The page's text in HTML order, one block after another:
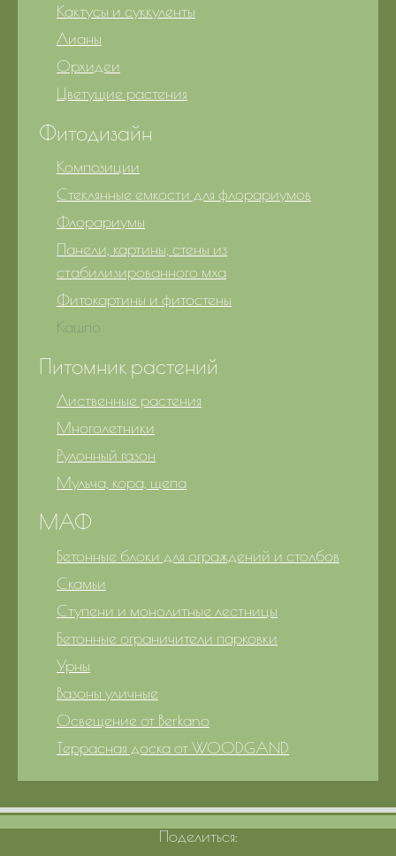
Кактусы и суккуленты
Лианы
Орхидеи
Цветущие растения
Фитодизайн
Композиции
Стеклянные емкости для флорариумов
Флорариумы
Панели, картины, стены из
стабилизированного мха
Фитокартины и фитостены
Кашпо
Питомник растений
Лиственные растения
Многолетники
Рулонный газон
Мульча, кора, щепа
МАФ
Бетонные блоки для ограждений и столбов
Скамьи
Ступени и монолитные лестницы
Бетонные ограничители парковки
Урны
Вазоны уличные
Освещение от Berkano
Террасная доска от WOODGAND
Поделиться: